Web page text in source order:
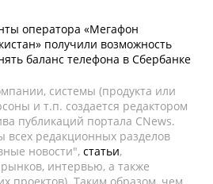
оператора «Мегафон
получили возможность
баланс телефона в Сбербанке
системы (продукта или
и т.п. создается редактором
публикаций портала CNews.
всех редакционных разделов
новости", статьи,
интервью, а также